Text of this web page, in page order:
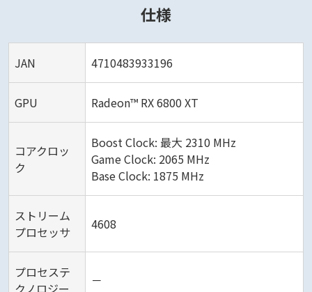
仕様
JAN 4710483933196
GPU Radeon™ RX 6800 XT
コアクロッ
ク
Boost Clock: 最大 2310 MHz
Game Clock: 2065 MHz
Base Clock: 1875 MHz
ストリーム
プロセッサ
4608
プロセステ
－